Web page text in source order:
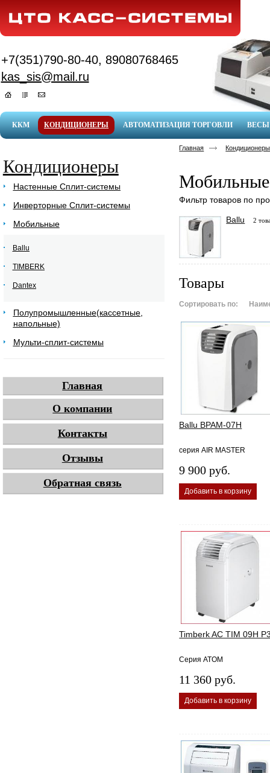
+7(351)790-80-40, 89080768465
kas_sis@mail.ru
ККМ КОНДИЦИОНЕРЫ АВТОМАТИЗАЦИЯ ТОРГОВЛИ ВЕСЫ
Кондиционеры
Настенные Сплит-системы
Инверторные Сплит-системы
Мобильные
Ballu
TIMBERK
Dantex
Полупромышленные(кассетные,
напольные)
Мульти-сплит-системы
Главная
О компании
Контакты
Отзывы
Обратная связь
Главная
Мобильные
Фильтр товаров по
Ballu 2
Товары
Сортировать по:
Ballu BPAM-07Н
серия AIR MASTER
9 900 руб.
Добавить в корзину
Timberk AC TIM 09H
Cерия ATOM
11 360 руб.
Добавить в корзину